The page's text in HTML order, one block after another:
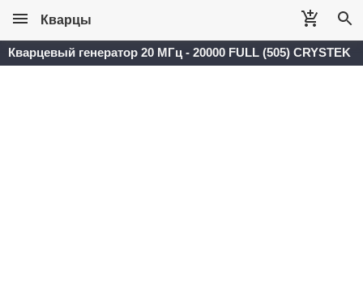
Кварцы
Кварцевый генератор 20 МГц - 20000 FULL (505) CRYSTEK